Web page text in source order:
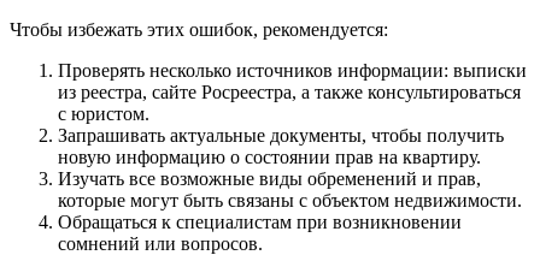
Чтобы избежать этих ошибок, рекомендуется:
Проверять несколько источников информации: выписки
из реестра, сайте Росреестра, а также консультироваться
с юристом.
Запрашивать актуальные документы, чтобы получить
новую информацию о состоянии прав на квартиру.
Изучать все возможные виды обременений и прав,
которые могут быть связаны с объектом недвижимости.
Обращаться к специалистам при возникновении
сомнений или вопросов.